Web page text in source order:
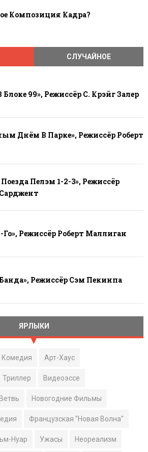
Композиция Кадра?
СЛУЧАЙНОЕ
Блоке 99», Режиссёр С. Крэйг Залер
Днём В Парке», Режиссёр Роберт
Пелэм 1-2-3», Режиссёр
Го», Режиссёр Роберт Маллиган
Режиссёр Сэм Пекинпа
ЯРЛЫКИ
Комедия Арт-Хаус
Триллер Видеоэссе
Новогодние Фильмы
Французская "Новая Волна"
Нуар Ужасы Неореализм